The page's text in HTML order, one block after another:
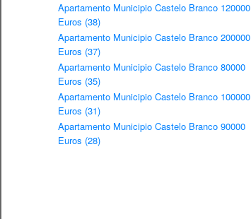
Apartamento Municipio Castelo Branco 120000
Euros (38)
Apartamento Municipio Castelo Branco 200000
Euros (37)
Apartamento Municipio Castelo Branco 80000
Euros (35)
Apartamento Municipio Castelo Branco 100000
Euros (31)
Apartamento Municipio Castelo Branco 90000
Euros (28)